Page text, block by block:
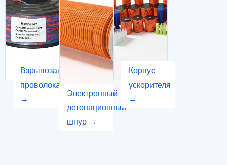
Взрывозащитная
проволока
→
Электронный
детонационный
шнур →
Корпус
ускорителя
→